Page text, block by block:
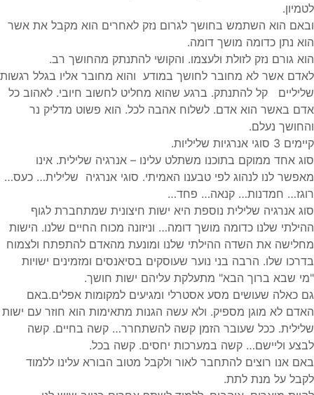
לטמיון.
ובאם הוא השתמש בחושך לגרום נזק לאחרים הוא מקבל את אשר
הוא נתן כדומה מושך דומה.
הוא גורם נזק לזולת ולעצמו. והקושי להתנתק מהחושך רב.
לאדם אשר לא מחובר לחושך במודע והוא מחובר אליו בגלל רגשות
שליליים קל להתנתק. ברגע שהוא מחליט לחשוב חיובי. לאהוב כל
אדם באשר הוא אדם. לשלוח אהבה לכל. הוא פשוט מדליק נר
והחושך נעלם.
קיימים 3 סוגי אנרגיות שליליות.
סוג אחד ממוקם בתוכנו משתלט עלינו – אנרגיה שלילית. אינו
מאפשר לנו לנהוג לפי טבענו האמיתי. סוגי אנרגיה שלילית… כעס…
רוגז… חמדנות… קנאה… פחד…
סוג אנרגיה שלילית נוספת היא ישות חיצונית שמתחברת לגוף
ההילתי שלנו כדומה מושך דומה… וניזונה מכוח החיים שלנו. הישות
מחלישה את השדה ההילתי שלנו ומונעת מהאדם להתפתח ולצמוח
בדרכו שלו. הרבה בני נוער שעוסקים בסיאנסים ומזמינים ישויות
"מי שבא ברוך הבא" מתעלקת עליהם ישות חושך.
גם כאלה שעושים מסע אסטרלי ומגיעים למקומות אפלים.באם
האדם לא מוגן מספיק. ולא עשה הגנות מתאימות הוא חוזר עם ישות
שלילית. ככל שעובר הזמן קשה להשתחרר… קשה בחיים. קשה
לבצע וליישם… קשה במערכות יחסים. קשה בכל.
באם אנו רוצים להתחבר לאור ולקבל מטוב הבורא עלינו ללמוד
לקבל על מנת לתת.